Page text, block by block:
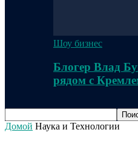
Шоу бизнес
Блогер Влад
рядом с
Домой Наука и Технологии